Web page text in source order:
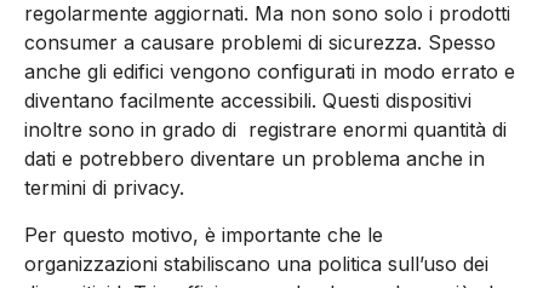
regolarmente aggiornati. Ma non sono solo i prodotti
consumer a causare problemi di sicurezza. Spesso
anche gli edifici vengono configurati in modo errato e
diventano facilmente accessibili. Questi dispositivi
inoltre sono in grado di registrare enormi quantità di
dati e potrebbero diventare un problema anche in
termini di privacy.
Per questo motivo, è importante che le
organizzazioni stabiliscano una politica sull’uso dei